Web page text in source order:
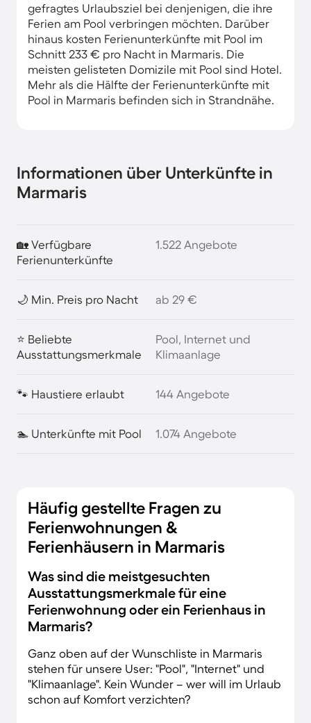
gefragtes Urlaubsziel bei denjenigen, die ihre
Ferien am Pool verbringen möchten. Darüber
hinaus kosten Ferienunterkünfte mit Pool im
Schnitt 233 € pro Nacht in Marmaris. Die
meisten gelisteten Domizile mit Pool sind Hotel.
Mehr als die Hälfte der Ferienunterkünfte mit
Pool in Marmaris befinden sich in Strandnähe.
Informationen über Unterkünfte in
Marmaris
🏡 Verfügbare
Ferienunterkünfte
1.522 Angebote
🌙 Min. Preis pro Nacht ab 29 €
⭐ Beliebte
Ausstattungsmerkmale
Pool, Internet und
Klimaanlage
🐾 Haustiere erlaubt 144 Angebote
🏊 Unterkünfte mit Pool 1.074 Angebote
Häufig gestellte Fragen zu
Ferienwohnungen &
Ferienhäusern in Marmaris
Was sind die meistgesuchten
Ausstattungsmerkmale für eine
Ferienwohnung oder ein Ferienhaus in
Marmaris?
Ganz oben auf der Wunschliste in Marmaris
stehen für unsere User: "Pool", "Internet" und
"Klimaanlage". Kein Wunder – wer will im Urlaub
schon auf Komfort verzichten?